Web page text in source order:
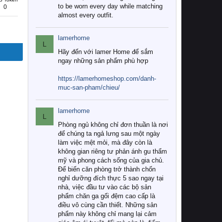
0
to be worn every day while matching
almost every outfit.
L
lamerhome
Hãy đến với lamer Home để sắm
ngay những sản phẩm phù hợp
https://lamerhomeshop.com/danh-
muc-san-pham/chieu/
L
lamerhome
Phòng ngủ không chỉ đơn thuần là nơi
để chúng ta ngả lưng sau một ngày
làm việc mệt mỏi, mà đây còn là
không gian riêng tư phản ánh gu thẩm
mỹ và phong cách sống của gia chủ.
Để biến căn phòng trở thành chốn
nghỉ dưỡng đích thực 5 sao ngay tại
nhà, việc đầu tư vào các bộ sản
phẩm chăn ga gối đệm cao cấp là
điều vô cùng cần thiết. Những sản
phẩm này không chỉ mang lại cảm